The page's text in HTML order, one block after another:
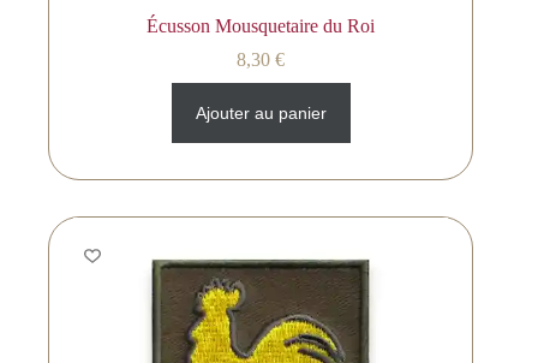
Écusson Mousquetaire du Roi
8,30€
Ajouter au panier